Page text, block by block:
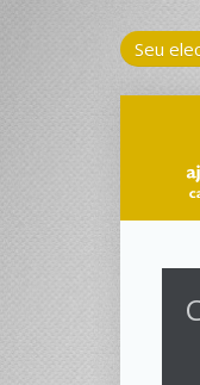
Seu